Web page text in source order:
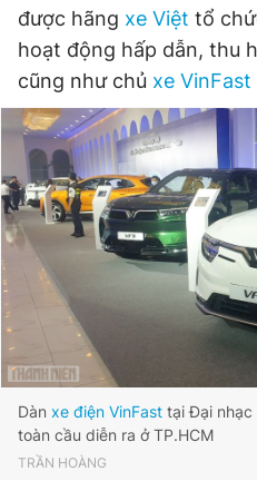
Đọc Thanh Niên trên điện
Theo dõi báo trên
Hotline
0906 645 777
Đặt báo Quảng cáo RSS
Tổng biên tập: Nguyễn Ngọc Toàn
được hãng xe Việt tổ
hoạt động hấp dẫn, thu
cũng như chủ xe VinFast
Dàn xe điện VinFast tại Đại nhạc
toàn cầu diễn ra ở TP.HCM
TRẦN HOÀNG